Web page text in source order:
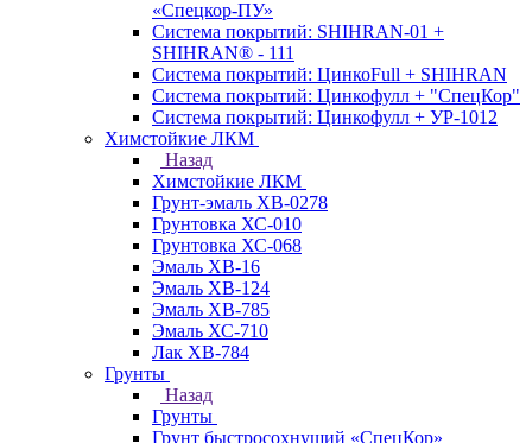
«Спецкор-ПУ»
Система покрытий: SHIHRAN-01 +
SHIHRAN® - 111
Система покрытий: ЦинкоFull + SHIHRAN
Система покрытий: Цинкофулл + "СпецКор"
Система покрытий: Цинкофулл + УР-1012
Химстойкие ЛКМ
Назад
Химстойкие ЛКМ
Грунт-эмаль ХВ-0278
Грунтовка ХС-010
Грунтовка ХС-068
Эмаль ХВ-16
Эмаль ХВ-124
Эмаль ХВ-785
Эмаль ХС-710
Лак ХВ-784
Грунты
Назад
Грунты
Грунт быстросохнущий «СпецКор»